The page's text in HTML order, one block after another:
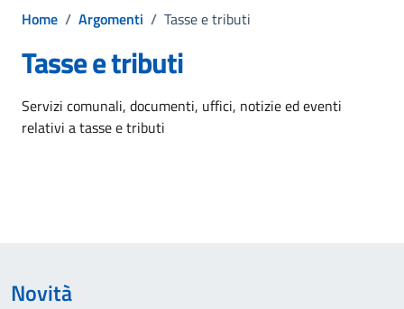
Home / Argomenti / Tasse e tributi
Tasse e tributi
Dettagli dell'argomento
Servizi comunali, documenti, uffici, notizie ed eventi
relativi a tasse e tributi
Novità